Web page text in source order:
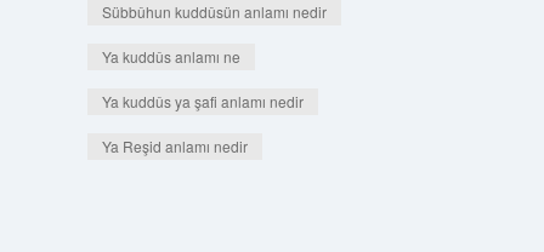
Sübbûhun kuddûsün anlamı nedir
Ya kuddûs anlamı ne
Ya kuddûs ya şafi anlamı nedir
Ya Reşid anlamı nedir